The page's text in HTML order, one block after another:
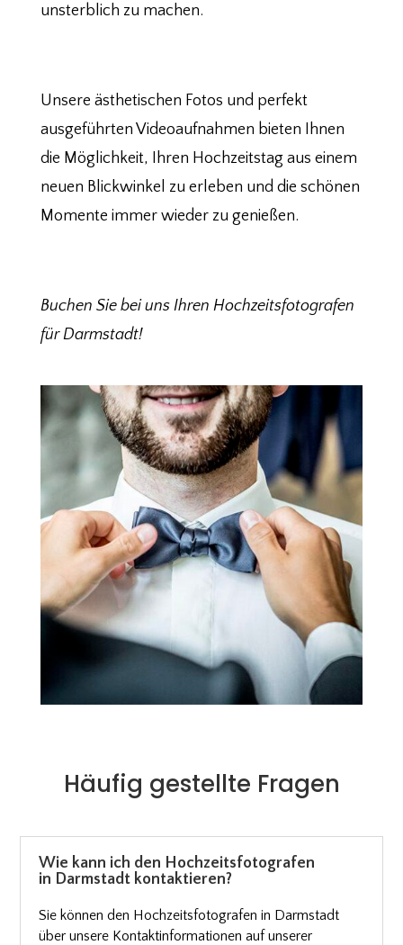
unsterblich zu machen.
Unsere ästhetischen Fotos und perfekt
ausgeführten Videoaufnahmen bieten Ihnen
die Möglichkeit, Ihren Hochzeitstag aus einem
neuen Blickwinkel zu erleben und die schönen
Momente immer wieder zu genießen.
Buchen Sie bei uns Ihren Hochzeitsfotografen
für Darmstadt!
Häufig gestellte Fragen
Wie kann ich den Hochzeitsfotografen
in Darmstadt kontaktieren?
Sie können den Hochzeitsfotografen in Darmstadt
über unsere Kontaktinformationen auf unserer